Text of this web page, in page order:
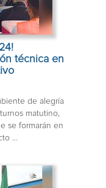
técnica en
de alegría
matutino,
se formarán en
...